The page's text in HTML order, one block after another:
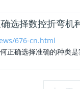
选择数控折弯机
676-cn.html
正确选择准确的种类是